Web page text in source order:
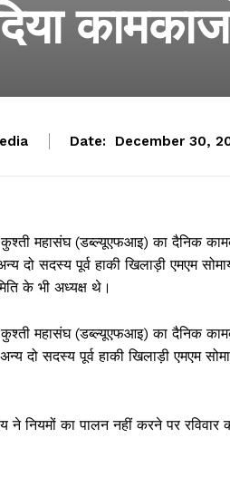
Date: December 30,
कुश्ती महासंघ (डब्ल्यूएफआइ) का दैनिक
सदस्य पूर्व हाकी खिलाड़ी एमएम
के भी अध्यक्ष थे।
कुश्ती महासंघ (डब्ल्यूएफआइ) का दैनिक
सदस्य पूर्व हाकी खिलाड़ी एमएम
नियमों का पालन नहीं करने पर रविवार